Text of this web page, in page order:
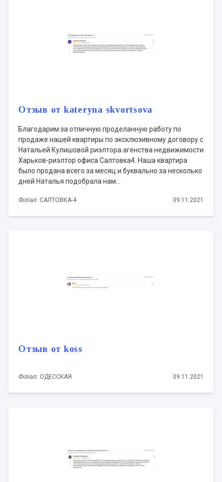
Отзыв от kateryna skvortsova
Благодарим за отличную проделанную работу по
продаже нашей квартиры по эксклюзивному договору с
Натальей Кулишовой риэлтора агенства недвижимости
Харьков-риэлтор офиса Салтовка4. Наша квартира
было продана всего за месяц и буквально за несколько
дней Наталья подобрала нам...
Філіал: САЛТОВКА-4 09.11.2021
Отзыв от koss
Філіал: ОДЕССКАЯ 09.11.2021